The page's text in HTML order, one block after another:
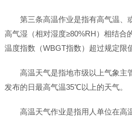
第三条高温作业是指有高气温、
高气湿（相对湿度≥80%RH）相结合
温度指数（WBGT指数）超过规定限
高温天气是指地市级以上气象主
发布的日最高气温35℃以上的天气。
高温天气作业是指用人单位在高